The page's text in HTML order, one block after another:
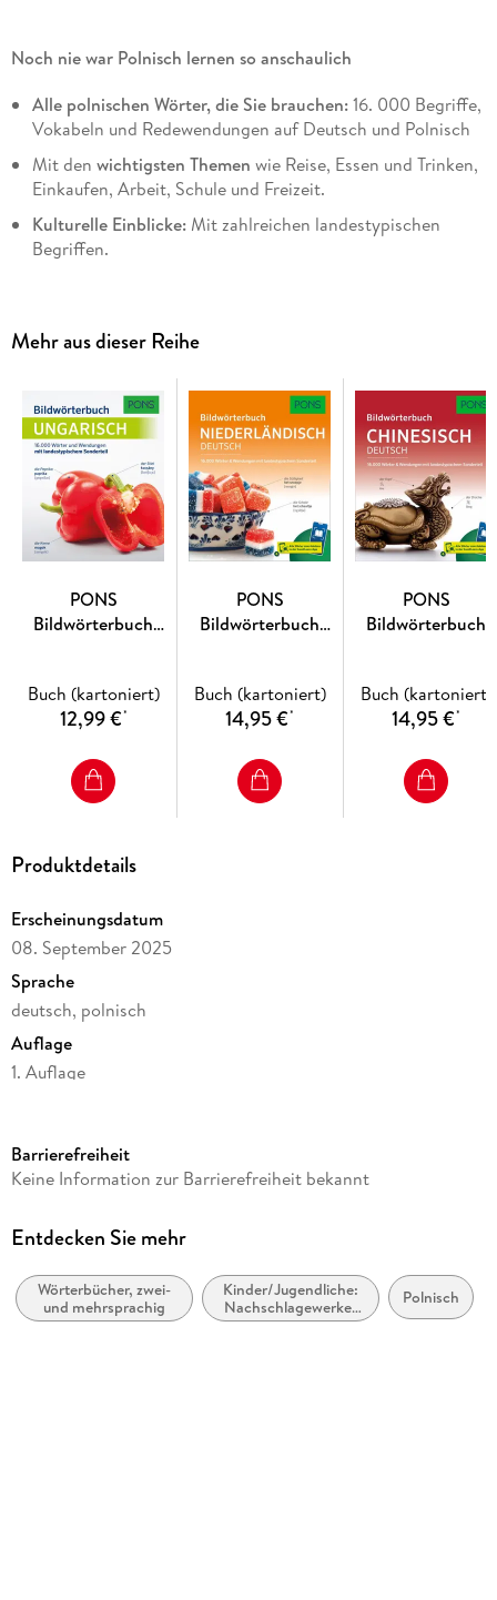
Noch nie war Polnisch lernen so anschaulich
Alle polnischen Wörter, die Sie brauchen:16. 000 Begriffe,
Vokabeln und Redewendungen auf Deutsch und Polnisch
Mit den wichtigsten Themen wie Reise, Essen und Trinken,
Einkaufen, Arbeit, Schule und Freizeit.
Kulturelle Einblicke:Mit zahlreichen landestypischen
Begriffen.
Leicht gefunden:Imzweisprachigen Register
Hause, im Urlaub oder auf Reisen.
Mit Scan2Learn-App zur richtigen Aussprache:Alle
polnischen und deutschen Wörter zum Anhören auf dem
Smartphone oder Tablet.
Praktisch für Urlaub und Reisenoder einfach zum
Nachschlagen.
Sprachkenntnisse
Mehr aus dieser Reihe
PONS
Bildwörterbuch
Buch (kartoniert)
12,99 €*
PONS
Bildwörterbuch
Buch (kartoniert)
14,95 €*
PONS
Bildwörterbuch
Buch (kartoniert)
14,95 €*
Produktdetails
Erscheinungsdatum
08. September 2025
Sprache
deutsch, polnisch
Auflage
1. Auflage
Altersempfehlung
Reihe
Verlag/Hersteller
Pons Langenscheidt GmbH
Barrierefreiheit
Keine Information zur Barrierefreiheit bekannt
Entdecken Sie mehr
Wörterbücher, zwei-
und mehrsprachig
Kinder/Jugendliche:
Nachschlagewerke:
Bildwörterbücher
Polnisch